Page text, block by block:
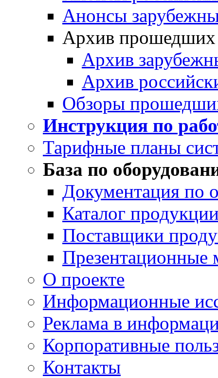
Анонсы
Архив прошедших
Архив
Архив
Обзоры
Инструкция по
Тарифные планы
База по
Документация по
Каталог
Поставщики
Презентационные
О проекте
Информационные
Реклама в
Корпоративные
Контакты